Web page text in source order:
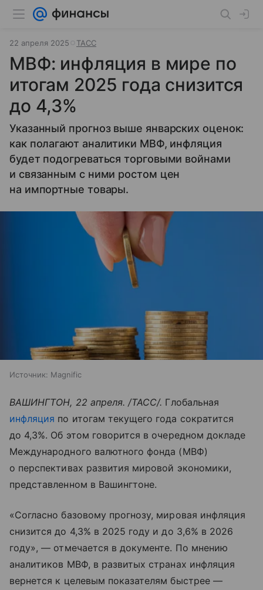
22 апреля 2025 ТАСС
МВФ: инфляция в мире по
итогам 2025 года снизится
до 4,3%
Указанный прогноз выше январских оценок:
как полагают аналитики МВФ, инфляция
будет подогреваться торговыми войнами
и связанным с ними ростом цен
на импортные товары.
Источник: Magnific
ВАШИНГТОН, 22 апреля. /ТАСС/. Глобальная
инфляция по итогам текущего года сократится
до 4,3%. Об этом говорится в очередном докладе
Международного валютного фонда (МВФ)
о перспективах развития мировой экономики,
представленном в Вашингтоне.
«Согласно базовому прогнозу, мировая инфляция
снизится до 4,3% в 2025 году и до 3,6% в 2026
году», — отмечается в документе. По мнению
аналитиков МВФ, в развитых странах инфляция
вернется к целевым показателям быстрее —